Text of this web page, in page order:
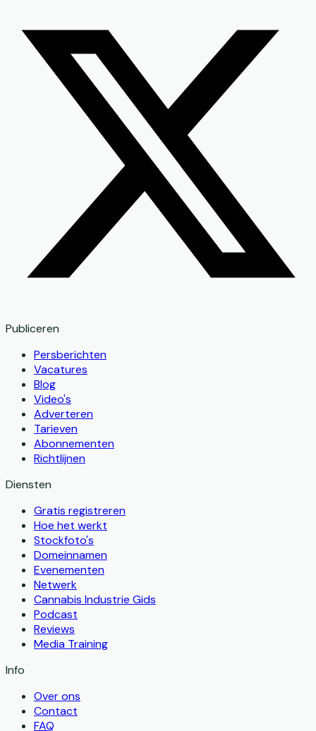
Publiceren
Persberichten
Vacatures
Blog
Video's
Adverteren
Tarieven
Abonnementen
Richtlijnen
Diensten
Gratis registreren
Hoe het werkt
Stockfoto's
Domeinnamen
Evenementen
Netwerk
Cannabis Industrie Gids
Podcast
Reviews
Media Training
Info
Over ons
Contact
FAQ